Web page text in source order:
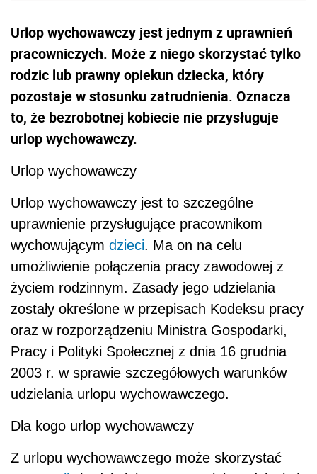
Urlop wychowawczy jest jednym z uprawnień
pracowniczych. Może z niego skorzystać tylko
rodzic lub prawny opiekun dziecka, który
pozostaje w stosunku zatrudnienia. Oznacza
to, że bezrobotnej kobiecie nie przysługuje
urlop wychowawczy.
Urlop wychowawczy
Urlop wychowawczy jest to szczególne
uprawnienie przysługujące pracownikom
wychowującym dzieci. Ma on na celu
umożliwienie połączenia pracy zawodowej z
życiem rodzinnym. Zasady jego udzielania
zostały określone w przepisach Kodeksu pracy
oraz w rozporządzeniu Ministra Gospodarki,
Pracy i Polityki Społecznej z dnia 16 grudnia
2003 r. w sprawie szczegółowych warunków
udzielania urlopu wychowawczego.
Dla kogo urlop wychowawczy
Z urlopu wychowawczego może skorzystać